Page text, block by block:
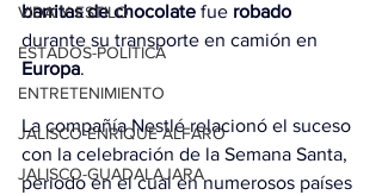
VIDA Y ESTILO
ESTADOS-POLÍTICA
ENTRETENIMIENTO
JALISCO-ENRIQUE ALFARO
JALISCO-GUADALAJARA
barritas de chocolate fue robado
durante su transporte en camión en
Europa.
La compañía Nestlé relacionó el suceso
con la celebración de la Semana Santa,
periodo en el cual en numerosos países